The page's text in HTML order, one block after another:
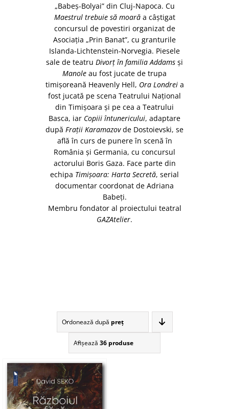
„Babeş-Bolyai” din Cluj-Napoca. Cu
Maestrul trebuie să moarăa câştigat
concursul de povestiri organizat de
Asociaţia „Prin Banat”, cu granturile
Islanda-Lichtenstein-Norvegia. Piesele
sale de teatru Divorţ în familia Addams şi
Manole au fost jucate de trupa
timişoreană Heavenly Hell, Ora Londreia
fost jucată pe scena Teatrului Naţional
din Timişoara şi pe cea a Teatrului
Basca, iar Copiii întunericului, adaptare
după Fraţii Karamazovde Dostoievski, se
află în curs de punere în scenă în
România şi Germania, cu concursul
actorului Boris Gaza. Face parte din
echipa Timişoara: Harta Secretă, serial
documentar coordonat de Adriana
Babeţi.
Membru fondator al proiectului teatral
GAZAtelier.
Ordonează după preţ
Afişează 36 produse